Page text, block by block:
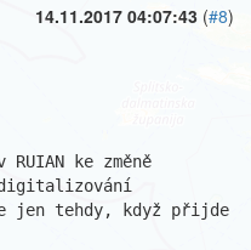
14.11.2017 04:07:43 (#8)
ke změně
jen tehdy, když přijde